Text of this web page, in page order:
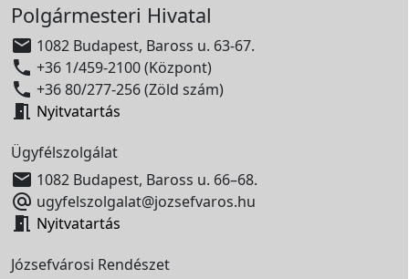
Polgármesteri Hivatal
 1082 Budapest, Baross u. 63-67.
 +36 1/459-2100 (Központ)
 +36 80/277-256 (Zöld szám)
 Nyitvatartás
Ügyfélszolgálat
 1082 Budapest, Baross u. 66–68.
 ugyfelszolgalat@jozsefvaros.hu
 Nyitvatartás
Józsefvárosi Rendészet